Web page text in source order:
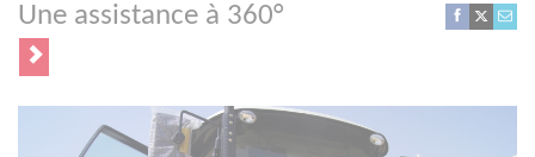
Une assistance à 360°